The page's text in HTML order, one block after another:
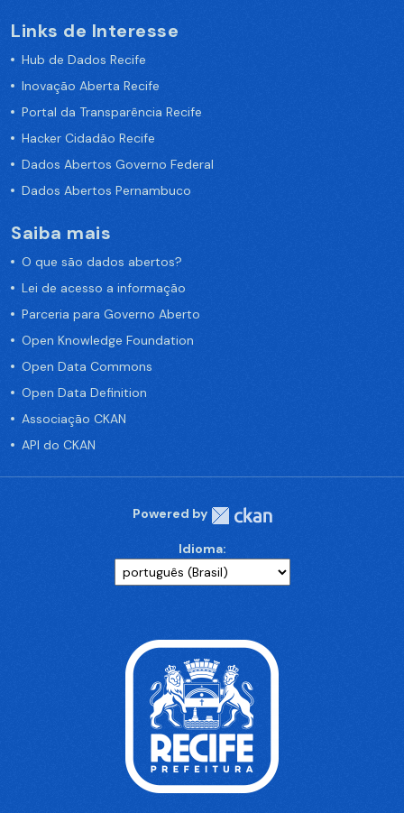
Links de Interesse
Hub de Dados Recife
Inovação Aberta Recife
Portal da Transparência Recife
Hacker Cidadão Recife
Dados Abertos Governo Federal
Dados Abertos Pernambuco
Saiba mais
O que são dados abertos?
Lei de acesso a informação
Parceria para Governo Aberto
Open Knowledge Foundation
Open Data Commons
Open Data Definition
Associação CKAN
API do CKAN
Powered by
Idioma